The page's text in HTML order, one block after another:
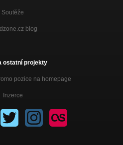
Soutěže
blog
ostatní projekty
pozice na homepage
Inzerce